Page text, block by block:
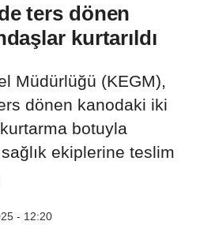
ters dönen
kurtarıldı
Müdürlüğü (KEGM),
dönen kanodaki iki
botuyla
ekiplerine teslim
- 12:20